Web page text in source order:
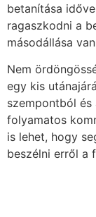
betanítása
ragaszkodni a
másodállása
Nem
egy kis
szempontból
folyamatos
is lehet, hogy
beszélni erről a